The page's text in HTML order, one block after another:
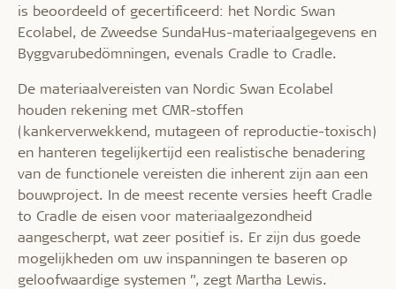
is beoordeeld of gecertificeerd: het Nordic Swan
Ecolabel, de Zweedse SundaHus-materiaalgegevens en
Byggvarubedömningen, evenals Cradle to Cradle.
De materiaalvereisten van Nordic Swan Ecolabel
houden rekening met CMR-stoffen
(kankerverwekkend, mutageen of reproductie-toxisch)
en hanteren tegelijkertijd een realistische benadering
van de functionele vereisten die inherent zijn aan een
bouwproject. In de meest recente versies heeft Cradle
to Cradle de eisen voor materiaalgezondheid
aangescherpt, wat zeer positief is. Er zijn dus goede
mogelijkheden om uw inspanningen te baseren op
geloofwaardige systemen ”, zegt Martha Lewis.